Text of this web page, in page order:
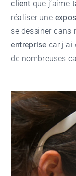
client que j’aime
réaliser une
se dessiner dans
entreprise car
de nombreuses